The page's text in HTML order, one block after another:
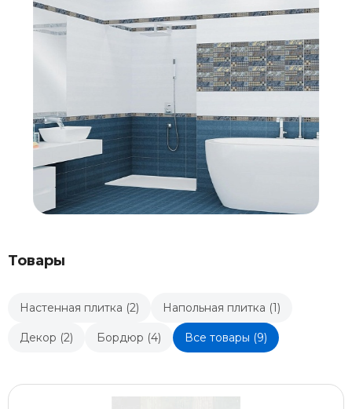
Товары
Настенная плитка (2) Напольная плитка (1)
Декор (2) Бордюр (4) Все товары (9)